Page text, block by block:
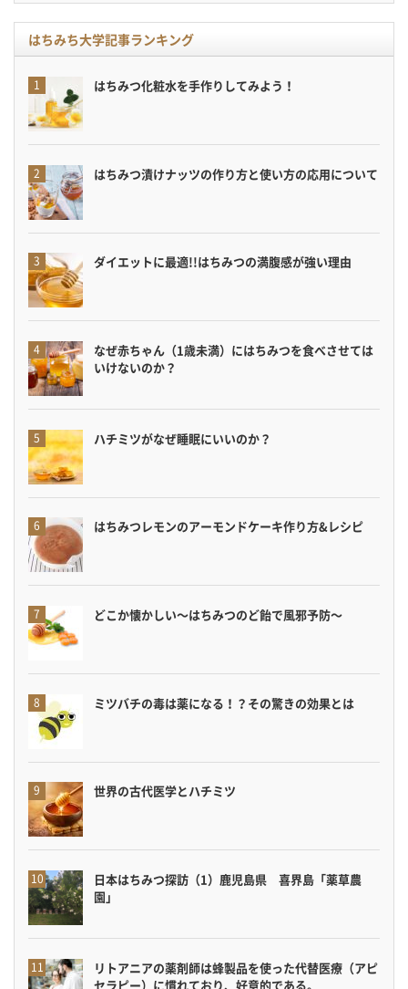
はちみち大学記事ランキング
はちみつ化粧水を手作りしてみよう！
はちみつ漬けナッツの作り方と使い方の応用について
ダイエットに最適!!はちみつの満腹感が強い理由
なぜ赤ちゃん（1歳未満）にはちみつを食べさせては
いけないのか？
ハチミツがなぜ睡眠にいいのか？
はちみつレモンのアーモンドケーキ作り方&レシピ
どこか懐かしい〜はちみつのど飴で風邪予防〜
ミツバチの毒は薬になる！？その驚きの効果とは
世界の古代医学とハチミツ
日本はちみつ探訪（1）鹿児島県 喜界島「薬草農
園」
リトアニアの薬剤師は蜂製品を使った代替医療（アピ
セラピー）に慣れており、好意的である。